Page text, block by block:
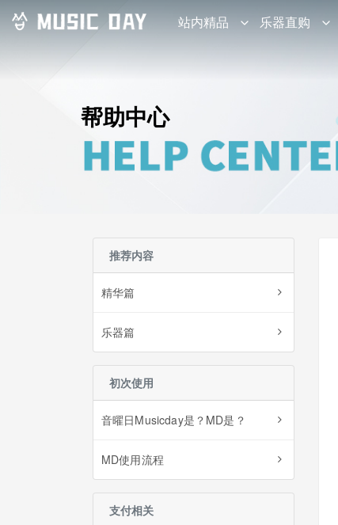
站内精品 乐器直购
帮助中心
推荐内容
精华篇
乐器篇
初次使用
音曜日Musicday是？MD是？
MD使用流程
支付相关